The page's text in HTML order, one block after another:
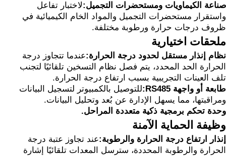
صناعة الكيماويات ومستحضرات التجميل:لاختبار تفاعل
واستقرار مستحضرات التجميل والمواد الخام الكيميائية في
ظروف درجات حرارة ورطوبة مختلفة.
ملحقات اختيارية
نظام إنذار مستقل لحدود درجة الحرارة:عندما تتجاوز درجة
الحرارة الحد المحدد، يتم فصل نظام التسخين تلقائيًا لتجنب
تلف العينات التجريبية بسبب ارتفاع درجة الحرارة.
طابعة أو واجهة RS485:
للتوصيل بالكمبيوتر لتسجيل البيانات
ومراقبتها، مما يسهل الإدارة عن بُعد وتحليل البيانات.
وحدة تحكم برمجية ذكية متعددة المراحل.
وظيفة الحماية الآمنة
إنذار ارتفاع درجة الحرارة والرطوبة:عند تجاوز عتبة درجة
الحرارة والرطوبة المحددة، سترسل المعدات تلقائيًا إشارة